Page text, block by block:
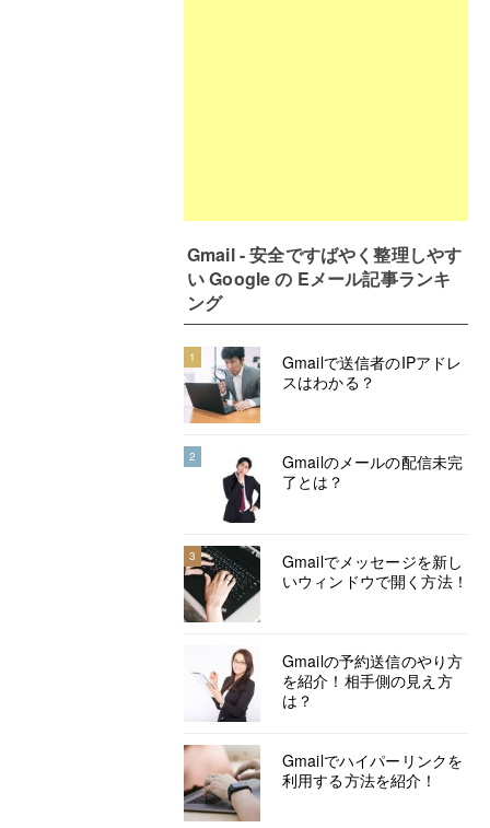
Gmail - 安全ですばやく整理しやす
い Google の Eメール記事ランキ
ング
1
Gmailで送信者のIPアドレ
スはわかる？
2
Gmailのメールの配信未完
了とは？
3
Gmailでメッセージを新し
いウィンドウで開く方法！
Gmailの予約送信のやり方
を紹介！相手側の見え方
は？
Gmailでハイパーリンクを
利用する方法を紹介！